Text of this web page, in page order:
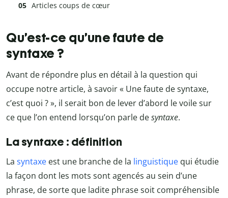
Articles coups de cœur
Qu’est-ce qu’une faute de
syntaxe ?
Avant de répondre plus en détail à la question qui
occupe notre article, à savoir « Une faute de syntaxe,
c’est quoi ? », il serait bon de lever d’abord le voile sur
ce que l’on entend lorsqu’on parle desyntaxe.
La syntaxe : définition
La syntaxe est une branche de la linguistique qui étudie
la façon dont les mots sont agencés au sein d’une
phrase, de sorte que ladite phrase soit compréhensible